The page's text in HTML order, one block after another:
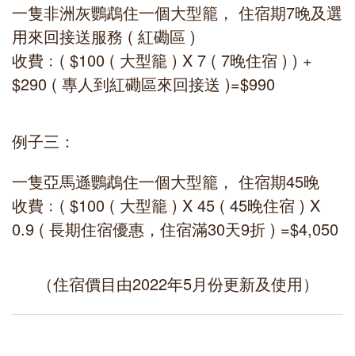
一隻非洲灰鸚鵡住一個大型籠， 住宿期7晚及選
用來回接送服務 ( 紅磡區 )
收費﹕( $100 ( 大型籠 ) X 7 ( 7晚住宿 ) ) +
$290 ( 專人到紅磡區來回接送 )=$990
例子三：
一隻亞馬遜鸚鵡住一個大型籠， 住宿期45晚
收費﹕( $100 ( 大型籠 ) X 45 ( 45晚住宿 ) X
0.9 ( 長期住宿優惠，住宿滿30天9折 ) =$4,050
（住宿價目由2022年5月份更新及使用）